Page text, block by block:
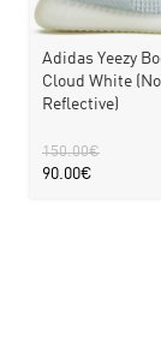
Adidas Yeezy
Cloud White
Reflective)
150.00€
90.00€